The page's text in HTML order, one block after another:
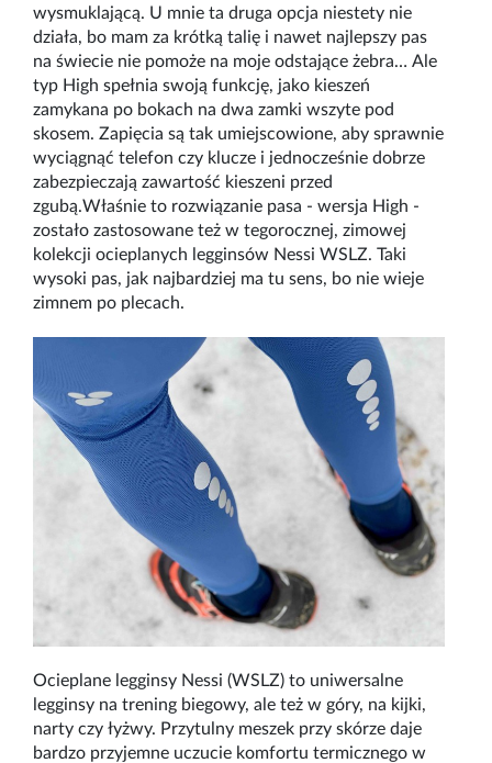
wysmuklającą. U mnie ta druga opcja niestety nie
działa, bo mam za krótką talię i nawet najlepszy pas
na świecie nie pomoże na moje odstające żebra… Ale
typ High spełnia swoją funkcję, jako kieszeń
zamykana po bokach na dwa zamki wszyte pod
skosem. Zapięcia są tak umiejscowione, aby sprawnie
wyciągnąć telefon czy klucze i jednocześnie dobrze
zabezpieczają zawartość kieszeni przed
zgubą.Właśnie to rozwiązanie pasa - wersja High -
zostało zastosowane też w tegorocznej, zimowej
kolekcji ocieplanych legginsów Nessi WSLZ. Taki
wysoki pas, jak najbardziej ma tu sens, bo nie wieje
zimnem po plecach.
Ocieplane legginsy Nessi (WSLZ) to uniwersalne
legginsy na trening biegowy, ale też w góry, na kijki,
narty czy łyżwy. Przytulny meszek przy skórze daje
bardzo przyjemne uczucie komfortu termicznego w